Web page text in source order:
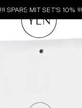
!!! SPARE MIT SET'S 10% !!!